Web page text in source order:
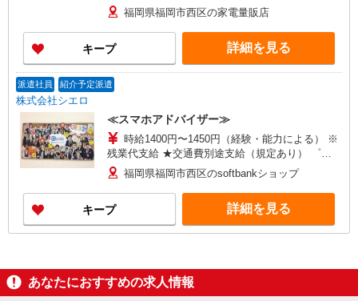
+゜・。○。・゜+゜・。○。・゜+゜ 入社祝い金10
万円支給(規定有) お友達を紹介頂くと, インセンテ
ィブ支給(規定有) ★月2回払い・週払い可能（規程
有）★ ゜・。○。・゜+゜・。○。・゜+゜
福岡県福岡市西区の家電量販店
キープ 詳細を見る
派遣社員 紹介予定派遣
株式会社シエロ
≪スマホアドバイザー≫
時給1400円〜1450円（経験・能力による） ※
残業代支給 ★交通費別途支給（規定あり） ゜
+゜・。○。・゜+゜・。○。・゜+゜ 入社祝い金10
万円支給(規定有) お友達を紹介頂くと, インセンテ
ィブ支給(規定有) ★月2回払い・週払い可能（規程
有）★ ゜・。○。・゜+゜・。○。・゜+゜
福岡県福岡市西区のsoftbankショップ
キープ 詳細を見る
あなたにおすすめの求人情報